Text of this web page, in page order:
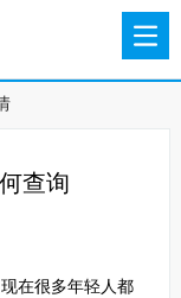
查询
在很多年轻人都